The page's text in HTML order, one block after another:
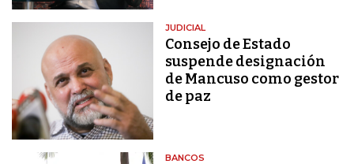
JUDICIAL
Consejo de Estado
suspende designación
de Mancuso como gestor
de paz
BANCOS